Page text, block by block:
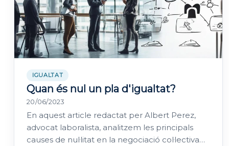
IGUALTAT
Quan és nul un pla d'igualtat?
20/06/2023
En aquest article redactat per Albert Perez,
advocat laboralista, analitzem les principals
causes de nul·litat en la negociació col·lectiva